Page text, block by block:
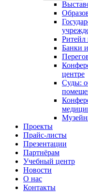
Ритейл
Банки
центре
Суды:
Проекты
Прайс-листы
Презентации
Партнёрам
Учебный центр
Новости
О нас
Контакты